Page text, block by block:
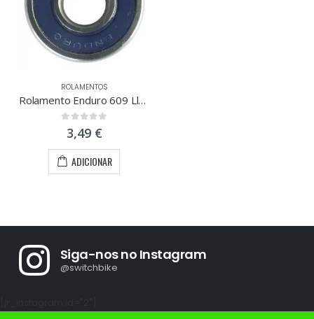
ROLAMENTOS
Rolamento Enduro 609 Llb – 9x24x7-13,74gr
out of 5
3,49 €
ADICIONAR
Siga-nos no Instagram
@switchbike